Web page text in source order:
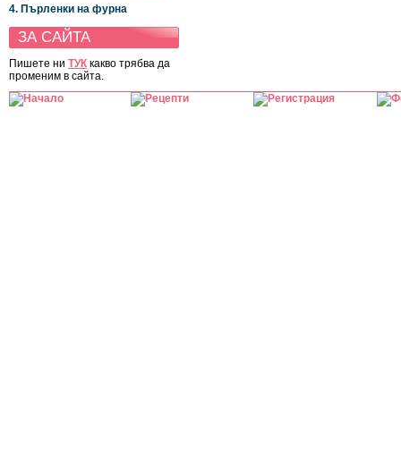
4. Пърленки на фурна
ЗА САЙТА
Пишете ни ТУК какво трябва да
променим в сайта.